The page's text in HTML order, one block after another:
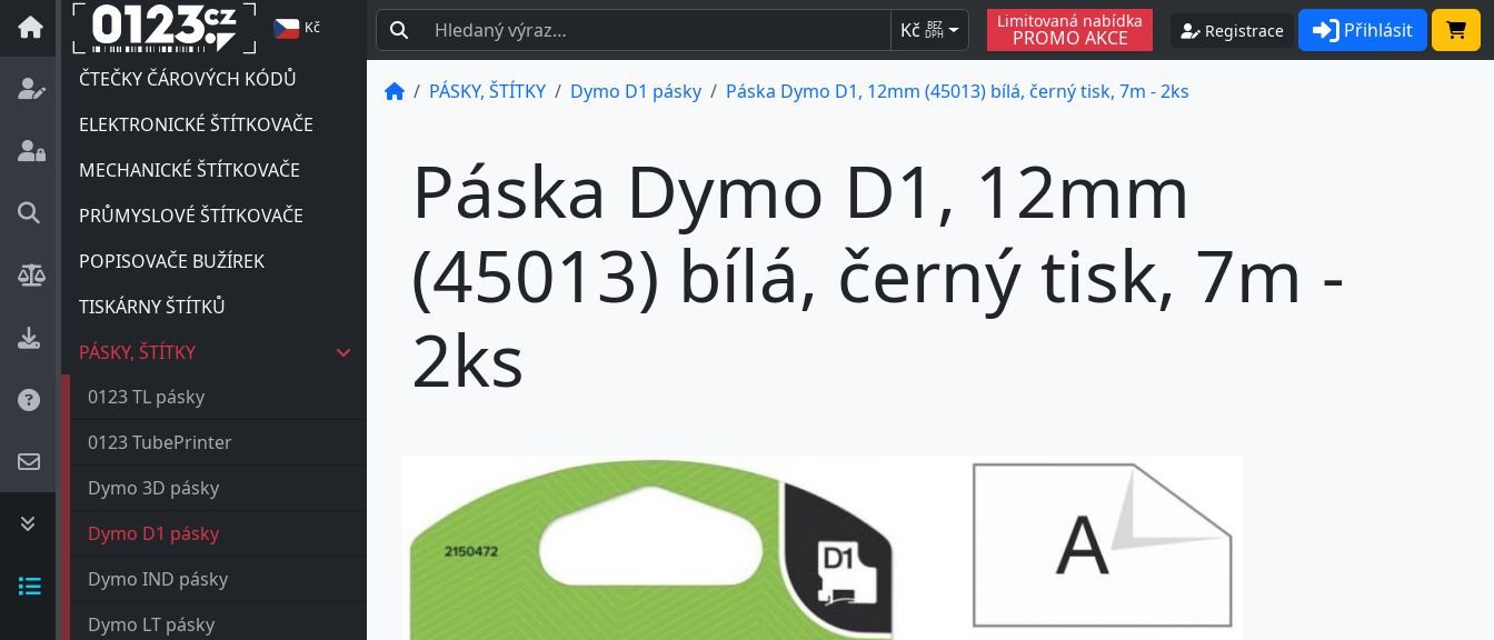
Kč
ČTEČKY ČÁROVÝCH KÓDŮ
ELEKTRONICKÉ ŠTÍTKOVAČE
MECHANICKÉ ŠTÍTKOVAČE
PRŮMYSLOVÉ ŠTÍTKOVAČE
POPISOVAČE BUŽÍREK
TISKÁRNY ŠTÍTKŮ
PÁSKY, ŠTÍTKY
0123 TL pásky
0123 TubePrinter
Dymo 3D pásky
Dymo D1 pásky
Dymo IND pásky
Dymo LT pásky
Kč BEZ
DPH
Limitovaná nabídka
PROMO AKCE Registrace Přihlásit
PÁSKY, ŠTÍTKY Dymo D1 pásky Páska Dymo D1, 12mm (45013) bílá, černý tisk, 7m - 2ks
Páska Dymo D1, 12mm
(45013) bílá, černý tisk, 7m -
2ks